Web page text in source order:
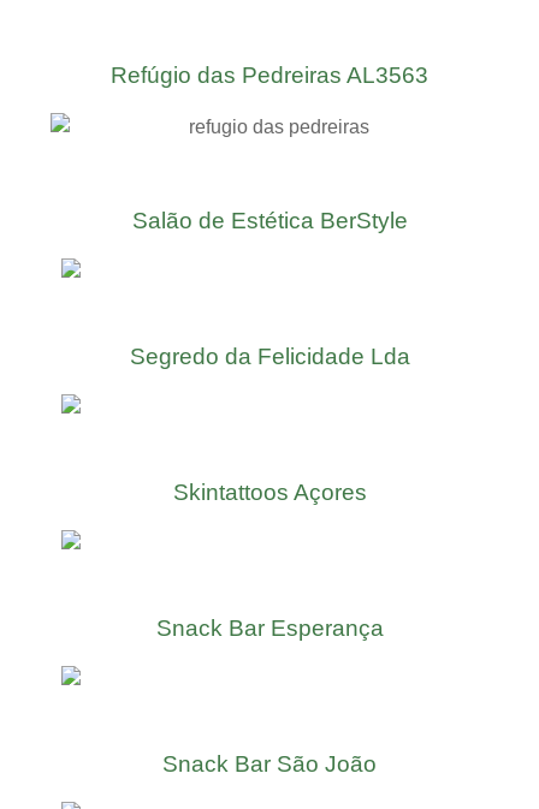
Refúgio das Pedreiras AL3563
Salão de Estética BerStyle
Segredo da Felicidade Lda
Skintattoos Açores
Snack Bar Esperança
Snack Bar São João